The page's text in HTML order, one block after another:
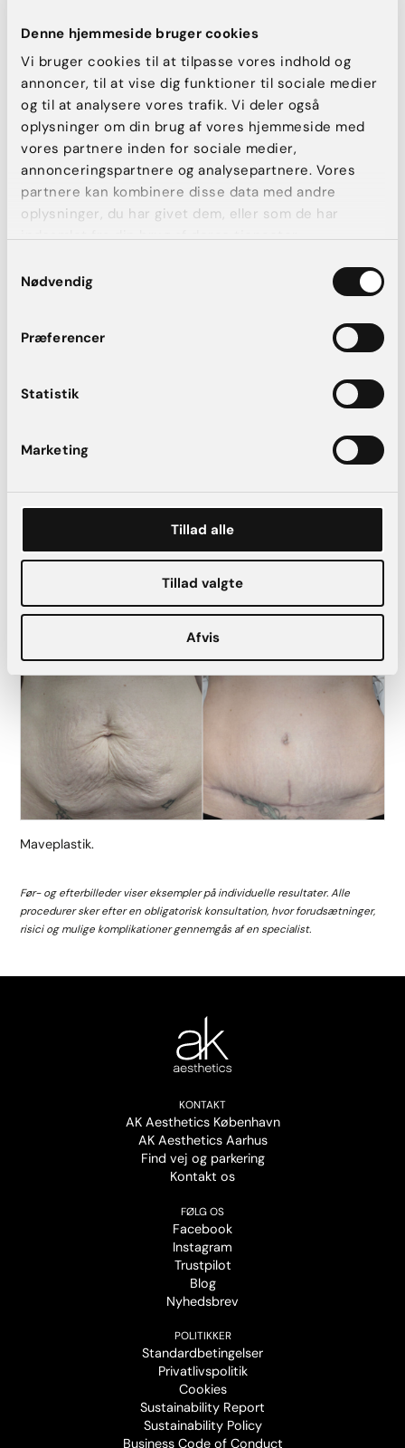
Denne hjemmeside bruger cookies
Vi bruger cookies til at tilpasse vores indhold og
annoncer, til at vise dig funktioner til sociale medier
og til at analysere vores trafik. Vi deler også
oplysninger om din brug af vores hjemmeside med
vores partnere inden for sociale medier,
annonceringspartnere og analysepartnere. Vores
partnere kan kombinere disse data med andre
oplysninger, du har givet dem, eller som de har
indsamlet fra din brug af deres tjenester.
Nødvendig
Præferencer
Statistik
Marketing
Tillad alle
Tillad valgte
Afvis
Stor maveplastik
FØR EFTER
Maveplastik.
Før- og efterbilleder viser eksempler på individuelle resultater. Alle
procedurer sker efter en obligatorisk konsultation, hvor forudsætninger,
risici og mulige komplikationer gennemgås af en specialist.
KONTAKT
AK Aesthetics København
AK Aesthetics Aarhus
Find vej og parkering
Kontakt os
FØLG OS
Facebook
Instagram
Trustpilot
Blog
Nyhedsbrev
POLITIKKER
Standardbetingelser
Privatlivspolitik
Cookies
Sustainability Report
Sustainability Policy
Business Code of Conduct